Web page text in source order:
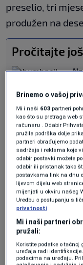
preselio, tri
produžen na
Pročitajte još
Kako je Ćišić
Njemačkoj bio
odlučio da
a oni su mi rekli
papire - nije
Imaš leđa, šuti i
Brinemo o vašoj
Mi i naši 603 partneri
kao što su pretraga web
računaru . Odabir
pružila podrška dolje
partneri obrađujemo
sadržaja i reklama koje
odabir postavki možete
odabir ili pristanak tako
postavkama link na dnu
lijevom dijelu web
mijenjati u okviru našeg
Uredbu o postupanju s
privatnosti
Mi i naši partneri
pružali:
Koristite podatke o
uređaja radi
podacima na uređaju.